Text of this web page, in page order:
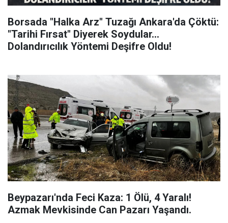
Borsada "Halka Arz" Tuzağı Ankara'da Çöktü:
"Tarihi Fırsat" Diyerek Soydular...
Dolandırıcılık Yöntemi Deşifre Oldu!
Beypazarı'nda Feci Kaza: 1 Ölü, 4 Yaralı!
Azmak Mevkisinde Can Pazarı Yaşandı.